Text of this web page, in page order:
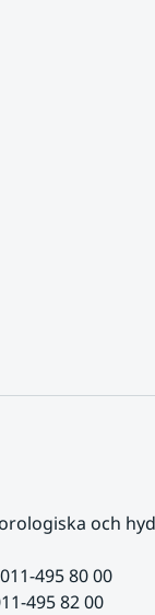
och
495 80 00
495 82 00